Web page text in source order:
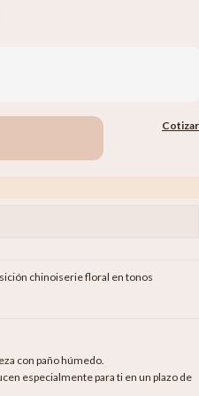
Cotizar
chinoiserie floral en tonos
con paño húmedo.
especialmente para ti en un plazo de